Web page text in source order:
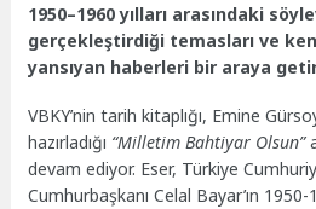
1950–1960 yılları arasındaki
gerçekleştirdiği temasları ve
yansıyan haberleri bir araya
VBKY’nin tarih kitaplığı, Emine
hazırladığı “Milletim Bahtiyar Olsun”
devam ediyor. Eser, Türkiye
Cumhurbaşkanı Celal Bayar’ın 1950-